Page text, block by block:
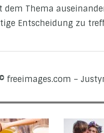
Thema
Entscheidung zu
freeimages.com –